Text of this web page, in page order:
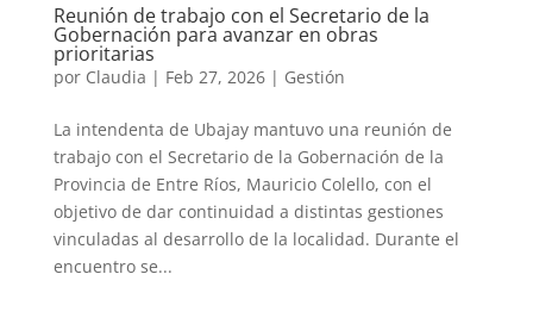
Reunión de trabajo con el Secretario de la
Gobernación para avanzar en obras
prioritarias
por Claudia | Feb 27, 2026| Gestión
La intendenta de Ubajay mantuvo una reunión de
trabajo con el Secretario de la Gobernación de la
Provincia de Entre Ríos, Mauricio Colello, con el
objetivo de dar continuidad a distintas gestiones
vinculadas al desarrollo de la localidad. Durante el
encuentro se...